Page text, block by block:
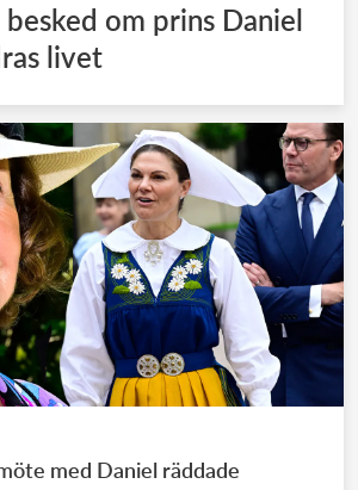
om prins Daniel
livet
med Daniel räddade